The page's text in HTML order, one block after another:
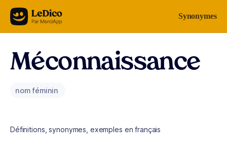
Aller au contenu Synonymes
Méconnaissance
nom féminin
Définitions, synonymes, exemples en français